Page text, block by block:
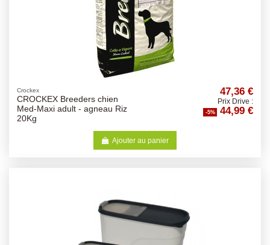
Crockex
CROCKEX Breeders chien
Med-Maxi adult - agneau Riz
20Kg
47,36 €
Prix Drive :
-5% 44,99 €
Ajouter au panier